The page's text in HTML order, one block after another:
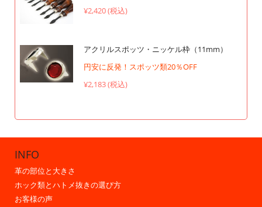
¥2,420 (税込)
アクリルスポッツ・ニッケル枠（11mm）
円安に反発！スポッツ類20％OFF
¥2,183 (税込)
INFO
革の部位と大きさ
ホック類とハトメ抜きの選び方
お客様の声